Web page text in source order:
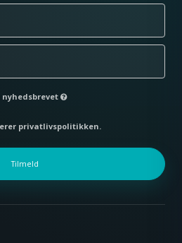
privatlivspolitikken.
Tilmeld